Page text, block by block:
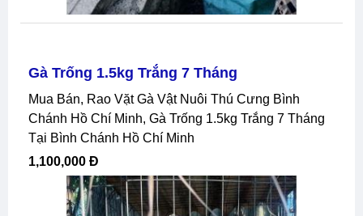
Gà Trống 1.5kg Trắng 7 Tháng
Mua Bán, Rao Vặt Gà Vật Nuôi Thú Cưng Bình
Chánh Hồ Chí Minh, Gà Trống 1.5kg Trắng 7 Tháng
Tại Bình Chánh Hồ Chí Minh
1,100,000 Đ